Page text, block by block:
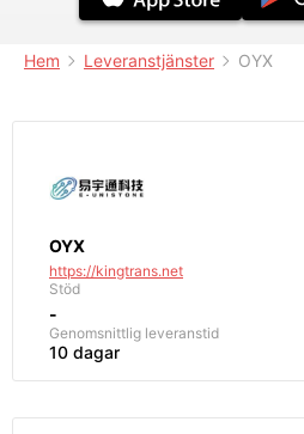
Hem Leveranstjänster OYX
OYX
https://kingtrans.net
Stöd
-
Genomsnittlig leveranstid
10 dagar